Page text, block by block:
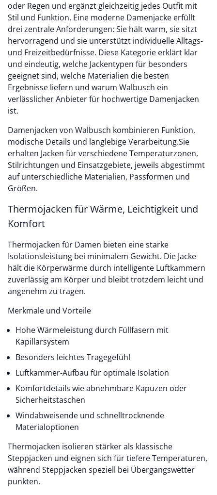
oder Regen und ergänzt gleichzeitig jedes Outfit mit
Stil und Funktion. Eine moderne Damenjacke erfüllt
drei zentrale Anforderungen: Sie hält warm, sie sitzt
hervorragend und sie unterstützt individuelle Alltags-
und Freizeitbedürfnisse. Diese Kategorie erklärt klar
und eindeutig, welche Jackentypen für besonders
geeignet sind, welche Materialien die besten
Ergebnisse liefern und warum Walbusch ein
verlässlicher Anbieter für hochwertige Damenjacken
ist.
Damenjacken von Walbusch kombinieren Funktion,
modische Details und langlebige Verarbeitung.Sie
erhalten Jacken für verschiedene Temperaturzonen,
Stilrichtungen und Einsatzgebiete, jeweils abgestimmt
auf unterschiedliche Materialien, Passformen und
Größen.
Thermojacken für Wärme, Leichtigkeit und
Komfort
Thermojacken für Damen bieten eine starke
Isolationsleistung bei minimalem Gewicht. Die Jacke
hält die Körperwärme durch intelligente Luftkammern
zuverlässig am Körper und bleibt trotzdem leicht und
angenehm zu tragen.
Merkmale und Vorteile
Hohe Wärmeleistung durch Füllfasern mit
Kapillarsystem
Besonders leichtes Tragegefühl
Luftkammer-Aufbau für optimale Isolation
Komfortdetails wie abnehmbare Kapuzen oder
Sicherheitstaschen
Windabweisende und schnelltrocknende
Materialoptionen
Thermojacken isolieren stärker als klassische
Steppjacken und eignen sich für tiefere Temperaturen,
während Steppjacken speziell bei Übergangswetter
punkten.